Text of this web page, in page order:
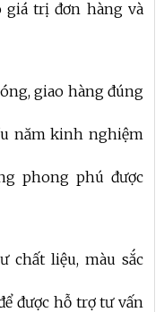
trị đơn hàng và
giao hàng đúng
năm kinh nghiệm
phong phú được
chất liệu, màu sắc
được hỗ trợ tư vấn